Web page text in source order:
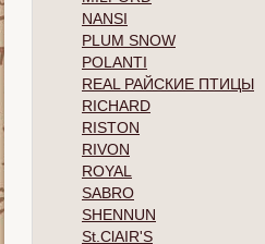
NANSI
PLUM SNOW
POLANTI
REAL РАЙСКИЕ ПТИЦЫ
RICHARD
RISTON
RIVON
ROYAL
SABRO
SHENNUN
St.ClAIR'S